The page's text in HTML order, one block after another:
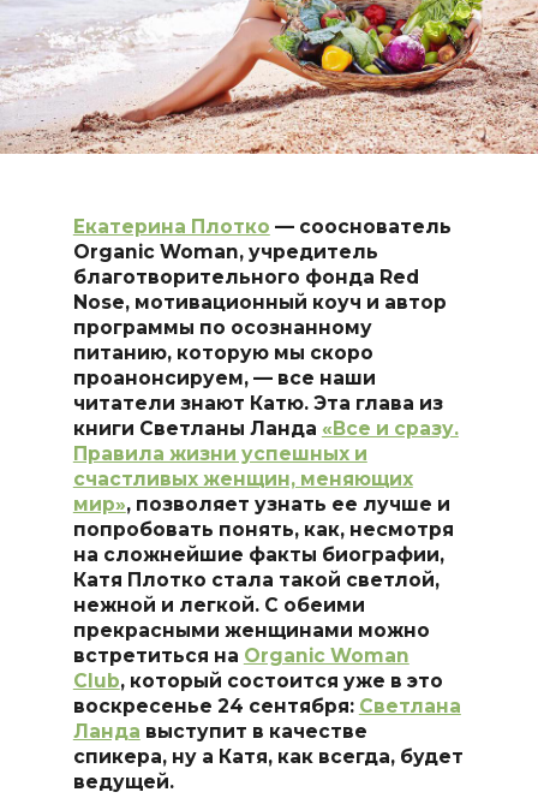
Екатерина Плотко — сооснователь
Organic Woman, учредитель
благотворительного фонда Red
Nose, мотивационный коуч и автор
программы по осознанному
питанию, которую мы скоро
проанонсируем, — все наши
читатели знают Катю. Эта глава из
книги Светланы Ланда «Все и сразу.
Правила жизни успешных и
счастливых женщин, меняющих
мир», позволяет узнать ее лучше и
попробовать понять, как, несмотря
на сложнейшие факты биографии,
Катя Плотко стала такой светлой,
нежной и легкой. С обеими
прекрасными женщинами можно
встретиться на Organic Woman
Club, который состоится уже в это
воскресенье 24 сентября: Светлана
Ланда выступит в качестве
спикера, ну а Катя, как всегда, будет
ведущей.